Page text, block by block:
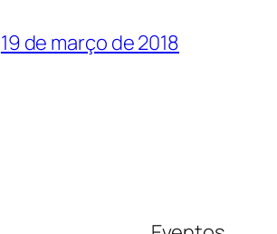
19 de março de 2018